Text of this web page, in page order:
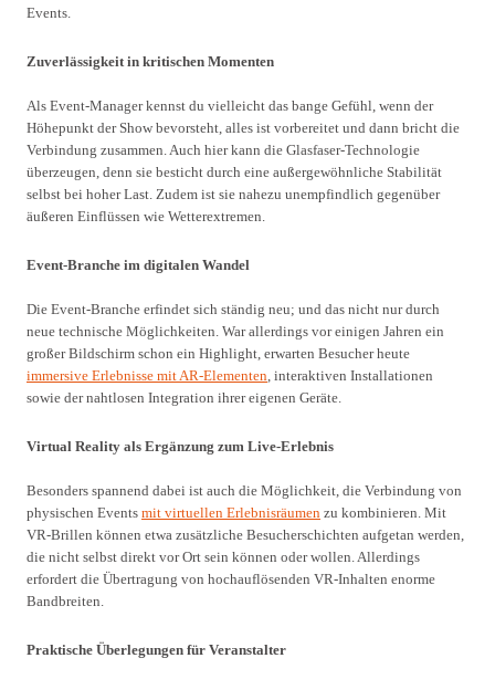
Events.
Zuverlässigkeit in kritischen Momenten
Als Event-Manager kennst du vielleicht das bange Gefühl, wenn der
Höhepunkt der Show bevorsteht, alles ist vorbereitet und dann bricht die
Verbindung zusammen. Auch hier kann die Glasfaser-Technologie
überzeugen, denn sie besticht durch eine außergewöhnliche Stabilität
selbst bei hoher Last. Zudem ist sie nahezu unempfindlich gegenüber
äußeren Einflüssen wie Wetterextremen.
Event-Branche im digitalen Wandel
Die Event-Branche erfindet sich ständig neu; und das nicht nur durch
neue technische Möglichkeiten. War allerdings vor einigen Jahren ein
großer Bildschirm schon ein Highlight, erwarten Besucher heute
immersive Erlebnisse mit AR-Elementen , interaktiven Installationen
sowie der nahtlosen Integration ihrer eigenen Geräte.
Virtual Reality als Ergänzung zum Live-Erlebnis
Besonders spannend dabei ist auch die Möglichkeit, die Verbindung von
physischen Events mit virtuellen Erlebnisräumen zu kombinieren. Mit
VR-Brillen können etwa zusätzliche Besucherschichten aufgetan werden,
die nicht selbst direkt vor Ort sein können oder wollen. Allerdings
erfordert die Übertragung von hochauflösenden VR-Inhalten enorme
Bandbreiten.
Praktische Überlegungen für Veranstalter